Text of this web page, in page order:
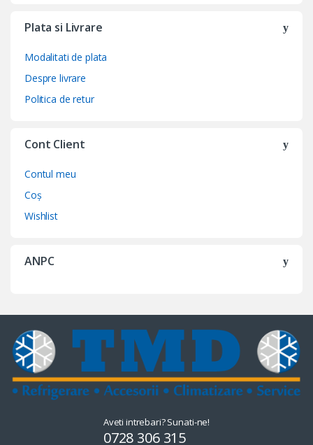
Plata si Livrare
Modalitati de plata
Despre livrare
Politica de retur
Cont Client
Contul meu
Coș
Wishlist
ANPC
Aveti intrebari? Sunati-ne!
0728 306 315